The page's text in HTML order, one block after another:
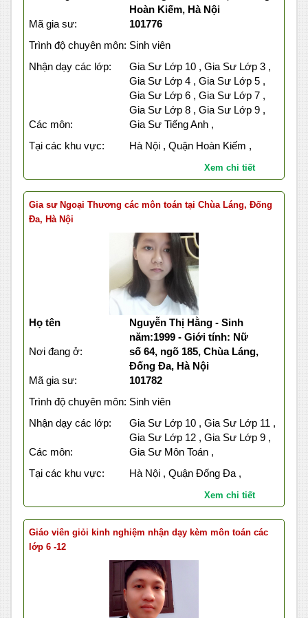
Hoàn Kiếm, Hà Nội
Mã gia sư:
101776
Trình độ chuyên môn: Sinh viên
Nhận dạy các lớp:
Gia Sư Lớp 10 , Gia Sư Lớp 3 ,
Gia Sư Lớp 4 , Gia Sư Lớp 5 ,
Gia Sư Lớp 6 , Gia Sư Lớp 7 ,
Gia Sư Lớp 8 , Gia Sư Lớp 9 ,
Các môn:
Gia Sư Tiếng Anh ,
Tại các khu vực:
Hà Nội , Quận Hoàn Kiếm ,
Xem chi tiết
Gia sư Ngoại Thương các môn toán tại Chùa Láng, Đống
Đa, Hà Nội
Họ tên
Nguyễn Thị Hằng - Sinh
năm:1999 - Giới tính: Nữ
Nơi đang ở:
số 64, ngõ 185, Chùa Láng,
Đống Đa, Hà Nội
Mã gia sư:
101782
Trình độ chuyên môn: Sinh viên
Nhận dạy các lớp:
Gia Sư Lớp 10 , Gia Sư Lớp 11 ,
Gia Sư Lớp 12 , Gia Sư Lớp 9 ,
Các môn:
Gia Sư Môn Toán ,
Tại các khu vực:
Hà Nội , Quận Đống Đa ,
Xem chi tiết
Giáo viên giỏi kinh nghiệm nhận dạy kèm môn toán các
lớp 6 -12